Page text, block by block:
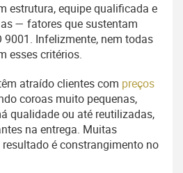
estrutura, equipe qualificada e
— fatores que sustentam
9001. Infelizmente, nem todas
esses critérios.
atraído clientes com preços
coroas muito pequenas,
qualidade ou até reutilizadas,
na entrega. Muitas
é constrangimento no